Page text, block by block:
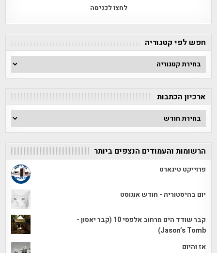
לחצו לכניסה
חפש לפי קטגוריה
חפש
לפי
ארכיון הכתבות
ארכיון
הכתבות
הרשומות והעמודים הנצפים ביותר
פרוייקט טיגארט
יום בהיסטוריה - חודש אוגוסט
קבר שודד הים מרחוב אלפסי 10 (קבר יאסון -
Jason’s Tomb)
אז והיום